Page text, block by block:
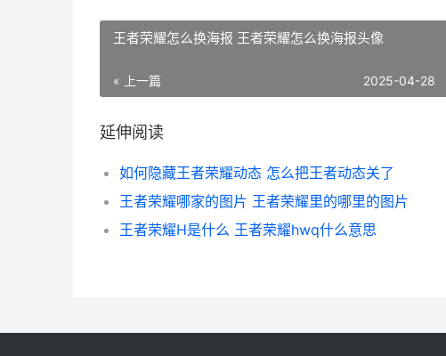
王者荣耀怎么换海报 王者荣耀怎么换海报头像
« 上一篇 2025-04-28
延伸阅读
如何隐藏王者荣耀动态 怎么把王者动态关了
王者荣耀哪家的图片 王者荣耀里的哪里的图片
王者荣耀H是什么 王者荣耀hwq什么意思